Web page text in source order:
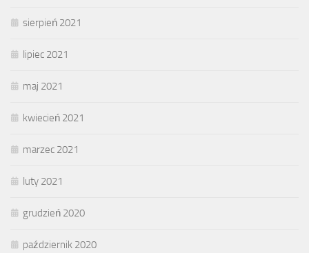
sierpień 2021
lipiec 2021
maj 2021
kwiecień 2021
marzec 2021
luty 2021
grudzień 2020
październik 2020